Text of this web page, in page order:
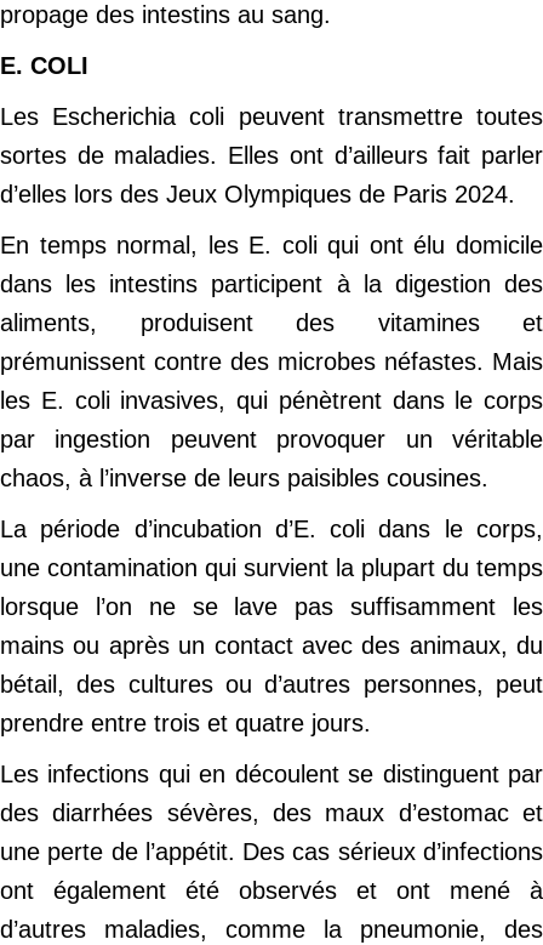
propage des intestins au sang.
E. COLI
Les Escherichia coli peuvent transmettre toutes
sortes de maladies. Elles ont d’ailleurs fait parler
d’elles lors des Jeux Olympiques de Paris 2024.
En temps normal, les E. coli qui ont élu domicile
dans les intestins participent à la digestion des
aliments, produisent des vitamines et
prémunissent contre des microbes néfastes. Mais
les E. coli invasives, qui pénètrent dans le corps
par ingestion peuvent provoquer un véritable
chaos, à l’inverse de leurs paisibles cousines.
La période d’incubation d’E. coli dans le corps,
une contamination qui survient la plupart du temps
lorsque l’on ne se lave pas suffisamment les
mains ou après un contact avec des animaux, du
bétail, des cultures ou d’autres personnes, peut
prendre entre trois et quatre jours.
Les infections qui en découlent se distinguent par
des diarrhées sévères, des maux d’estomac et
une perte de l’appétit. Des cas sérieux d’infections
ont également été observés et ont mené à
d’autres maladies, comme la pneumonie, des